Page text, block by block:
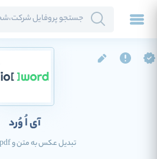
آی اُ وُرد
تبدیل عکس به متن و pdf به word